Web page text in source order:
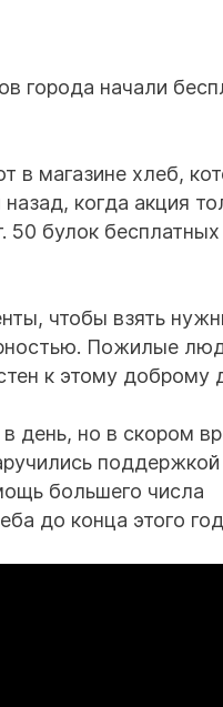
города начали
в магазине хлеб,
когда акция
50 булок бесплатных
чтобы взять
Пожилые
к этому доброму
день, но в скором
поддержкой
большего числа
до конца этого